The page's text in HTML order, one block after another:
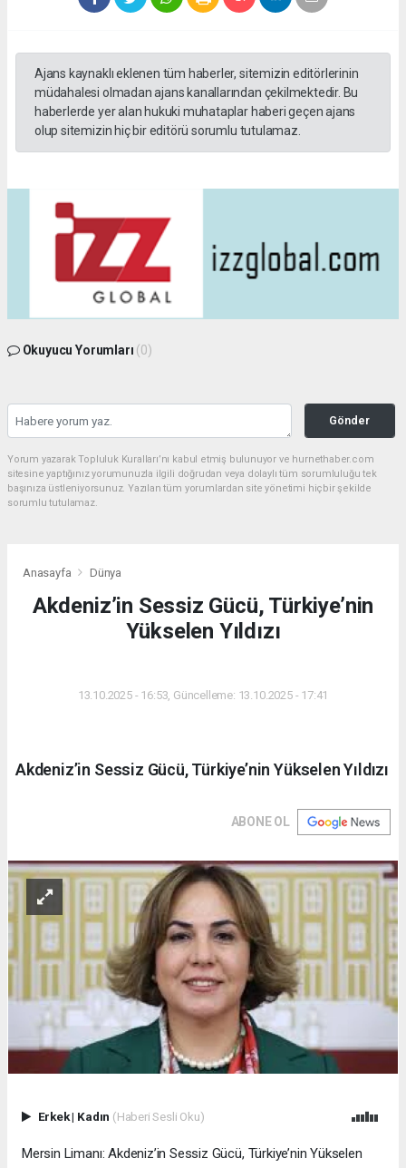
Ajans kaynaklı eklenen tüm haberler, sitemizin editörlerinin
müdahalesi olmadan ajans kanallarından çekilmektedir. Bu
haberlerde yer alan hukuki muhataplar haberi geçen ajans
olup sitemizin hiç bir editörü sorumlu tutulamaz.
Okuyucu Yorumları (0)
Gönder
Yorum yazarak Topluluk Kuralları’nı kabul etmiş bulunuyor ve hurnethaber.com
sitesine yaptığınız yorumunuzla ilgili doğrudan veya dolaylı tüm sorumluluğu tek
başınıza üstleniyorsunuz. Yazılan tüm yorumlardan site yönetimi hiçbir şekilde
sorumlu tutulamaz.
Anasayfa Dünya
Akdeniz’in Sessiz Gücü, Türkiye’nin
Yükselen Yıldızı
13.10.2025 - 16:53, Güncelleme: 13.10.2025 - 17:41
Akdeniz’in Sessiz Gücü, Türkiye’nin Yükselen Yıldızı
ABONE OL
Erkek| Kadın (Haberi Sesli Oku)
Mersin Limanı: Akdeniz’in Sessiz Gücü, Türkiye’nin Yükselen